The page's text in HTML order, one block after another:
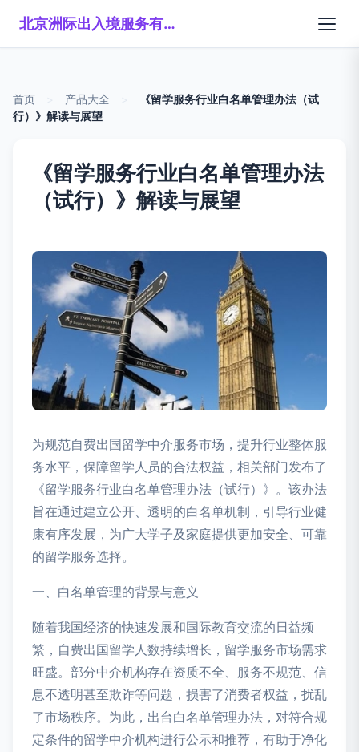
北京洲际出入境服务有限公司
首页 产品大全
《留学服务行业白名单管理办法（试
行）》解读与展望
《留学服务行业白名单管理办法
（试行）》解读与展望
为规范自费出国留学中介服务市场，提升行业整体服
务水平，保障留学人员的合法权益，相关部门发布了
《留学服务行业白名单管理办法（试行）》。该办法
旨在通过建立公开、透明的白名单机制，引导行业健
康有序发展，为广大学子及家庭提供更加安全、可靠
的留学服务选择。
一、白名单管理的背景与意义
随着我国经济的快速发展和国际教育交流的日益频
繁，自费出国留学人数持续增长，留学服务市场需求
旺盛。部分中介机构存在资质不全、服务不规范、信
息不透明甚至欺诈等问题，损害了消费者权益，扰乱
了市场秩序。为此，出台白名单管理办法，对符合规
定条件的留学中介机构进行公示和推荐，有助于净化